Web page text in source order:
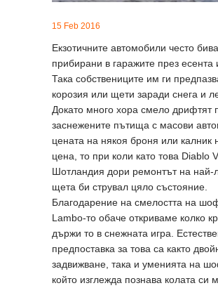
15 Feb 2016
Екзотичните автомобили често
прибирани в гаражите през есента
Така собствениците им ги
корозия или щети заради снега и
Докато много хора смело дрифтят
заснежените пътища с масови
цената на някоя броня или калник
цена, то при коли като това Diablo
Шотландия дори ремонтът на най-
щета би струвал цяло състояние.
Благодарение на смелостта на
Lambo-то обаче откриваме колко
държи то в снежната игра.
предпоставка за това са както
задвижване, така и уменията на
който изглежда познава колата си